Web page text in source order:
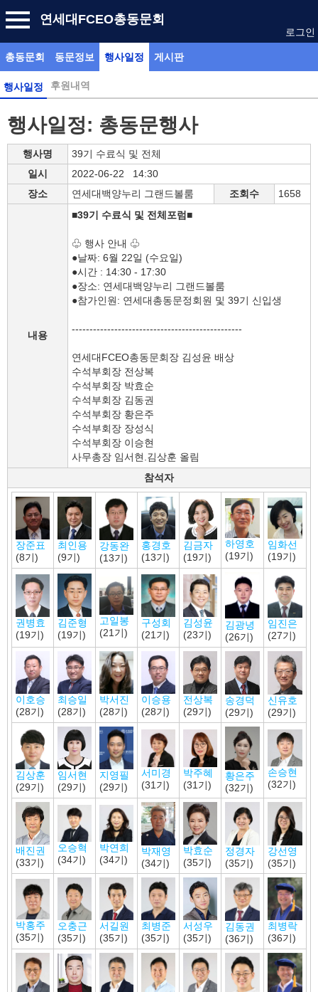
연세대FCEO총동문회
로그인
총동문회 동문정보 행사일정 게시판
행사일정 후원내역
행사일정: 총동문행사
행사명
39기 수료식 및 전체
일시
2022-06-22 14:30
장소
연세대백양누리 그랜드볼룸 조회수 1658
내용
■39기 수료식 및 전체포럼■
♧ 행사 안내 ♧
●날짜: 6월 22일 (수요일)
●시간 : 14:30 - 17:30
●장소: 연세대백양누리 그랜드볼룸
●참가인원: 연세대총동문정회원 및 39기 신입생
------------------------------------------------
연세대FCEO총동문회장 김성윤 배상
수석부회장 전상복
수석부회장 박효순
수석부회장 김동권
수석부회장 황은주
수석부회장 장성식
수석부회장 이승현
사무총장 임서현.김상훈 올림
참석자
장준표
(8기)
최인용
(9기)
강동완
(13기)
홍경호
(13기)
김금자
(19기)
하영호
(19기)
임화선
(19기)
권병효
(19기)
김준형
(19기)
고일봉
(21기)
구성회
(21기)
김성윤
(23기)
김광녕
(26기)
임진은
(27기)
이호승
(28기)
최승일
(28기)
박서진
(28기)
이승용
(28기)
전상복
(29기)
송경덕
(29기)
신유호
(29기)
김상훈
(29기)
임서현
(29기)
지영필
(29기)
서미경
(31기)
박주혜
(31기)
황은주
(32기)
손승현
(32기)
배진권
(33기)
오승혁
(34기)
박연희
(34기)
박재영
(34기)
박효순
(35기)
정경자
(35기)
강선영
(35기)
박홍주
(35기)
오충근
(35기)
서길원
(35기)
최병준
(35기)
서성우
(35기)
김동권
(36기)
최병락
(36기)